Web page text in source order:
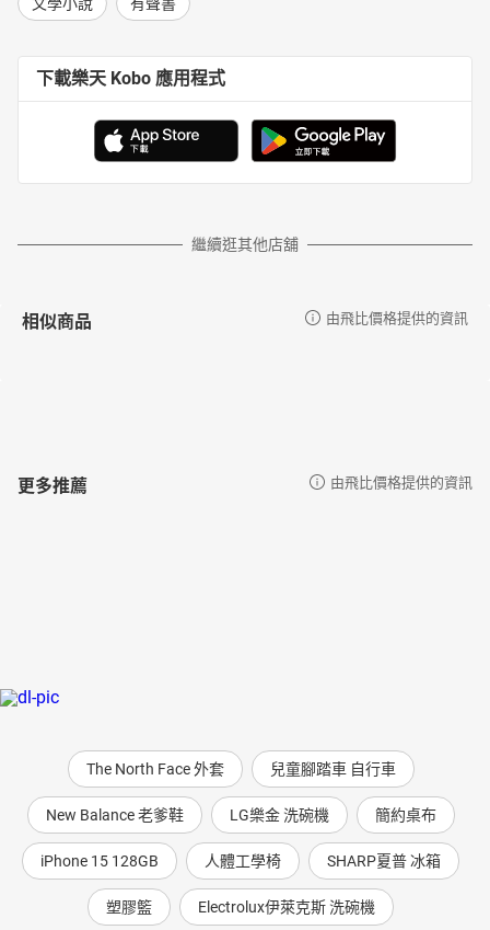
下載樂天 Kobo 應用程式
繼續逛其他店舖
相似商品 由飛比價格提供的資訊
更多推薦 由飛比價格提供的資訊
The North Face 外套 兒童腳踏車 自行車
New Balance 老爹鞋 LG樂金 洗碗機 簡約桌布
iPhone 15 128GB 人體工學椅 SHARP夏普 冰箱
塑膠籃 Electrolux伊萊克斯 洗碗機